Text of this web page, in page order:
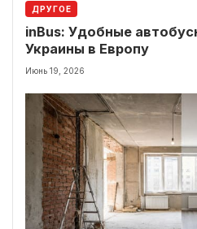
ДРУГОЕ
inBus: Удобные
Украины в Европу
Июнь 19, 2026